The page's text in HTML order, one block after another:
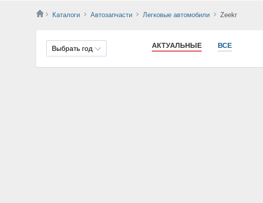
Каталоги Автозапчасти Легковые автомобили Zeekr
Выбрать год АКТУАЛЬНЫЕ ВСЕ